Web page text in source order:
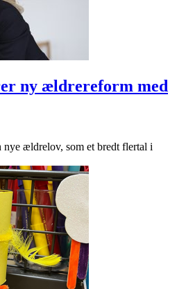
ny ældrereform med
ældrelov, som et bredt flertal i